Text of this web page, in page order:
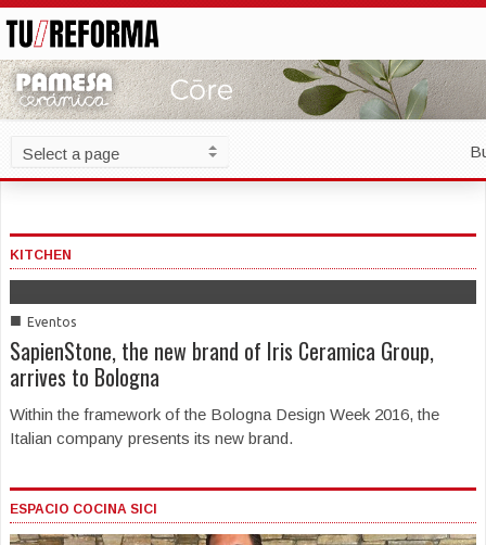
KITCHEN
■ Eventos
SapienStone, the new brand of Iris Ceramica Group,
arrives to Bologna
Within the framework of the Bologna Design Week 2016, the
Italian company presents its new brand.
ESPACIO COCINA SICI